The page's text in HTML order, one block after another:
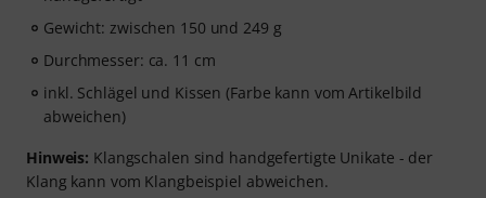
Gewicht: zwischen 150 und 249 g
Durchmesser: ca. 11 cm
inkl. Schlägel und Kissen (Farbe kann vom Artikelbild
abweichen)
Hinweis: Klangschalen sind handgefertigte Unikate - der
Klang kann vom Klangbeispiel abweichen.